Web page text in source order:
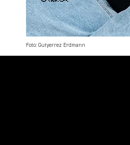
Foto: Gutyerrez Erdmann